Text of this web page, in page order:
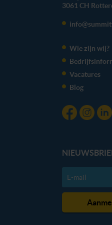
kunnen ontvangen en
3061 CH
Wie zijn wij?
Vacatures
Blog